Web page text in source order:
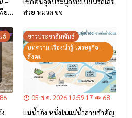
ยง
สวย หมวด ขจ
ธ์
86
ข่าวประชาสัมพันธ์
บทความ-เรื่องน่ารู้-เศรษฐกิจ-
สังคม
05 ส.ค. 2026 12:59:17 68
แม่น้ำอิง หนึ่งในแม่น้ำสายสำคัญ